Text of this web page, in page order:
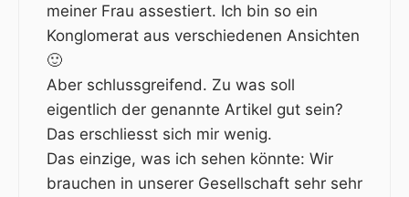
meiner Frau assestiert. Ich bin so ein
Konglomerat aus verschiedenen Ansichten
🙂
Aber schlussgreifend. Zu was soll
eigentlich der genannte Artikel gut sein?
Das erschliesst sich mir wenig.
Das einzige, was ich sehen könnte: Wir
brauchen in unserer Gesellschaft sehr sehr